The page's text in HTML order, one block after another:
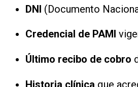
DNI (Documento
Credencial de PAMI
Último recibo de cobro
Historia clínica que